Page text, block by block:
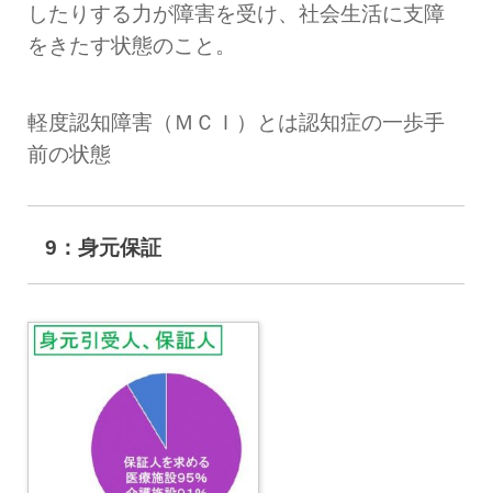
したりする力が障害を受け、社会生活に支障
をきたす状態のこと。
軽度認知障害（ＭＣＩ）とは認知症の一歩手
前の状態
9：身元保証